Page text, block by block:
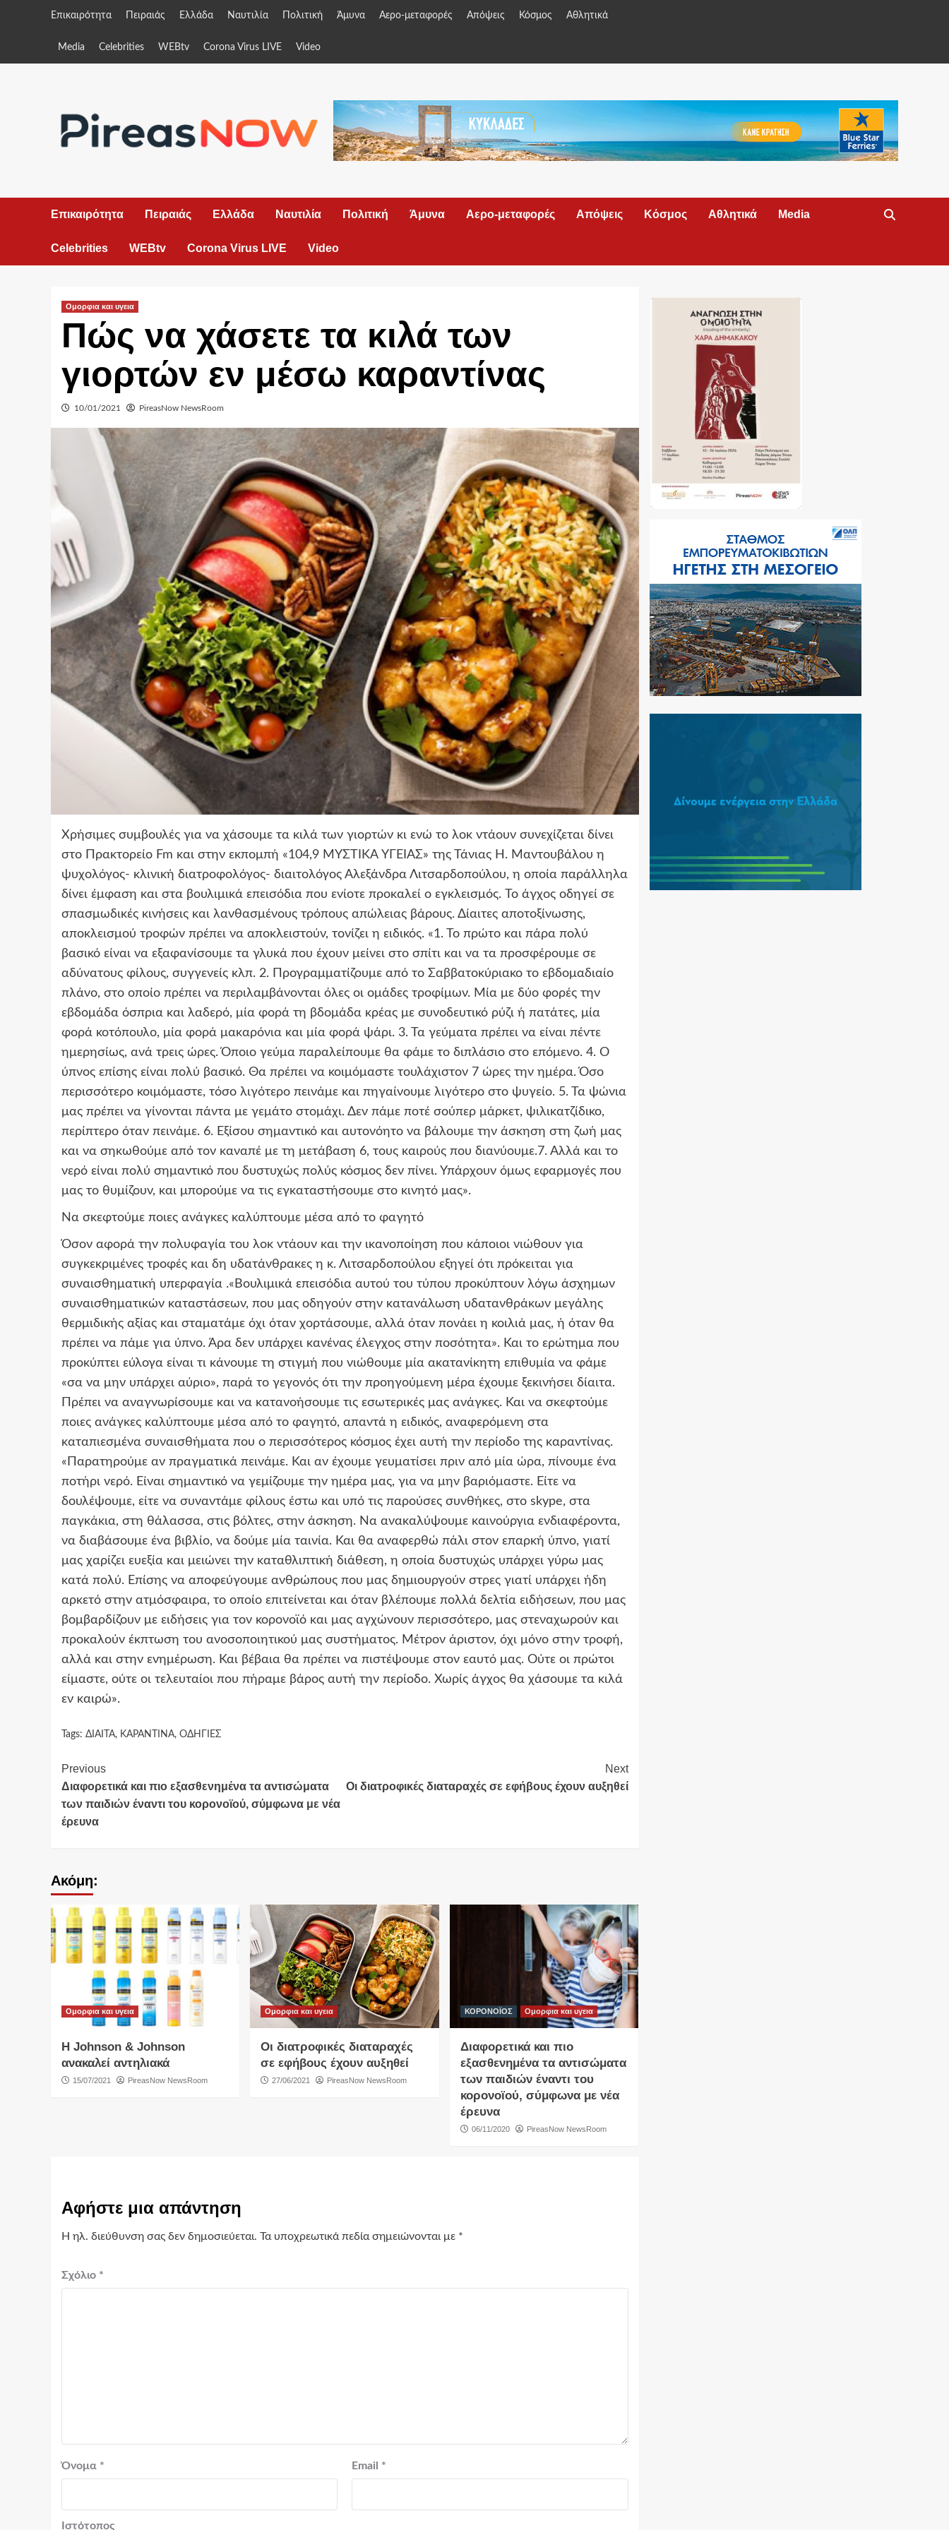
Επικαιρότητα Πειραιάς Ελλάδα Ναυτιλία Πολιτική Άμυνα Αερο-μεταφορές Απόψεις Κόσμος Αθλητικά
Media Celebrities WEBtv Corona Virus LIVE Video
Επικαιρότητα Πειραιάς Ελλάδα Ναυτιλία Πολιτική Άμυνα Αερο-μεταφορές Απόψεις Κόσμος Αθλητικά Media
Celebrities WEBtv Corona Virus LIVE Video
Ομορφια και υγεια
Πώς να χάσετε τα κιλά των
γιορτών εν μέσω καραντίνας
10/01/2021 PireasNow NewsRoom
Χρήσιμες συμβουλές για να χάσουμε τα κιλά των γιορτών κι ενώ το λοκ ντάουν συνεχίζεται δίνει
στο Πρακτορείο Fm και στην εκπομπή «104,9 ΜΥΣΤΙΚΑ ΥΓΕΙΑΣ» της Τάνιας Η. Μαντουβάλου η
ψυχολόγος- κλινική διατροφολόγος- διαιτολόγος Αλεξάνδρα Λιτσαρδοπούλου, η οποία παράλληλα
δίνει έμφαση και στα βουλιμικά επεισόδια που ενίοτε προκαλεί ο εγκλεισμός. To άγχος οδηγεί σε
σπασμωδικές κινήσεις και λανθασμένους τρόπους απώλειας βάρους. Δίαιτες αποτοξίνωσης,
αποκλεισμού τροφών πρέπει να αποκλειστούν, τονίζει η ειδικός. «1. Το πρώτο και πάρα πολύ
βασικό είναι να εξαφανίσουμε τα γλυκά που έχουν μείνει στο σπίτι και να τα προσφέρουμε σε
αδύνατους φίλους, συγγενείς κλπ. 2. Προγραμματίζουμε από το Σαββατοκύριακο το εβδομαδιαίο
πλάνο, στο οποίο πρέπει να περιλαμβάνονται όλες οι ομάδες τροφίμων. Μία με δύο φορές την
εβδομάδα όσπρια και λαδερό, μία φορά τη βδομάδα κρέας με συνοδευτικό ρύζι ή πατάτες, μία
φορά κοτόπουλο, μία φορά μακαρόνια και μία φορά ψάρι. 3. Τα γεύματα πρέπει να είναι πέντε
ημερησίως, ανά τρεις ώρες. Όποιο γεύμα παραλείπουμε θα φάμε το διπλάσιο στο επόμενο. 4. Ο
ύπνος επίσης είναι πολύ βασικό. Θα πρέπει να κοιμόμαστε τουλάχιστον 7 ώρες την ημέρα. Όσο
περισσότερο κοιμόμαστε, τόσο λιγότερο πεινάμε και πηγαίνουμε λιγότερο στο ψυγείο. 5. Τα ψώνια
μας πρέπει να γίνονται πάντα με γεμάτο στομάχι. Δεν πάμε ποτέ σούπερ μάρκετ, ψιλικατζίδικο,
περίπτερο όταν πεινάμε. 6. Εξίσου σημαντικό και αυτονόητο να βάλουμε την άσκηση στη ζωή μας
και να σηκωθούμε από τον καναπέ με τη μετάβαση 6, τους καιρούς που διανύουμε.7. Αλλά και το
νερό είναι πολύ σημαντικό που δυστυχώς πολύς κόσμος δεν πίνει. Υπάρχουν όμως εφαρμογές που
μας το θυμίζουν, και μπορούμε να τις εγκαταστήσουμε στο κινητό μας».
Να σκεφτούμε ποιες ανάγκες καλύπτουμε μέσα από το φαγητό
Όσον αφορά την πολυφαγία του λοκ ντάουν και την ικανοποίηση που κάποιοι νιώθουν για
συγκεκριμένες τροφές και δη υδατάνθρακες η κ. Λιτσαρδοπούλου εξηγεί ότι πρόκειται για
συναισθηματική υπερφαγία .«Βουλιμικά επεισόδια αυτού του τύπου προκύπτουν λόγω άσχημων
συναισθηματικών καταστάσεων, που μας οδηγούν στην κατανάλωση υδατανθράκων μεγάλης
θερμιδικής αξίας και σταματάμε όχι όταν χορτάσουμε, αλλά όταν πονάει η κοιλιά μας, ή όταν θα
πρέπει να πάμε για ύπνο. Άρα δεν υπάρχει κανένας έλεγχος στην ποσότητα». Και το ερώτημα που
προκύπτει εύλογα είναι τι κάνουμε τη στιγμή που νιώθουμε μία ακατανίκητη επιθυμία να φάμε
«σα να μην υπάρχει αύριο», παρά το γεγονός ότι την προηγούμενη μέρα έχουμε ξεκινήσει δίαιτα.
Πρέπει να αναγνωρίσουμε και να κατανοήσουμε τις εσωτερικές μας ανάγκες. Και να σκεφτούμε
ποιες ανάγκες καλύπτουμε μέσα από το φαγητό, απαντά η ειδικός, αναφερόμενη στα
καταπιεσμένα συναισθήματα που ο περισσότερος κόσμος έχει αυτή την περίοδο της καραντίνας.
«Παρατηρούμε αν πραγματικά πεινάμε. Και αν έχουμε γευματίσει πριν από μία ώρα, πίνουμε ένα
ποτήρι νερό. Είναι σημαντικό να γεμίζουμε την ημέρα μας, για να μην βαριόμαστε. Είτε να
δουλέψουμε, είτε να συναντάμε φίλους έστω και υπό τις παρούσες συνθήκες, στο skype, στα
παγκάκια, στη θάλασσα, στις βόλτες, στην άσκηση. Να ανακαλύψουμε καινούργια ενδιαφέροντα,
να διαβάσουμε ένα βιβλίο, να δούμε μία ταινία. Και θα αναφερθώ πάλι στον επαρκή ύπνο, γιατί
μας χαρίζει ευεξία και μειώνει την καταθλιπτική διάθεση, η οποία δυστυχώς υπάρχει γύρω μας
κατά πολύ. Επίσης να αποφεύγουμε ανθρώπους που μας δημιουργούν στρες γιατί υπάρχει ήδη
αρκετό στην ατμόσφαιρα, το οποίο επιτείνεται και όταν βλέπουμε πολλά δελτία ειδήσεων, που μας
βομβαρδίζουν με ειδήσεις για τον κορονοϊό και μας αγχώνουν περισσότερο, μας στεναχωρούν και
προκαλούν έκπτωση του ανοσοποιητικού μας συστήματος. Μέτρον άριστον, όχι μόνο στην τροφή,
αλλά και στην ενημέρωση. Και βέβαια θα πρέπει να πιστέψουμε στον εαυτό μας. Ούτε οι πρώτοι
είμαστε, ούτε οι τελευταίοι που πήραμε βάρος αυτή την περίοδο. Χωρίς άγχος θα χάσουμε τα κιλά
εν καιρώ».
Tags: ΔΙΑΙΤΑ, ΚΑΡΑΝΤΙΝΑ, ΟΔΗΓΙΕΣ
Continue
Reading
Previous
Διαφορετικά και πιο εξασθενημένα τα αντισώματα
των παιδιών έναντι του κορονοϊού, σύμφωνα με νέα
έρευνα
Next
Οι διατροφικές διαταραχές σε εφήβους έχουν αυξηθεί
Ακόμη:
Ομορφια και υγεια
Η Johnson & Johnson
ανακαλεί αντηλιακά
15/07/2021 PireasNow NewsRoom
Ομορφια και υγεια
Οι διατροφικές διαταραχές
σε εφήβους έχουν αυξηθεί
27/06/2021 PireasNow NewsRoom
ΚΟΡΟΝΟΪΟΣ Ομορφια και υγεια
Διαφορετικά και πιο
εξασθενημένα τα αντισώματα
των παιδιών έναντι του
κορονοϊού, σύμφωνα με νέα
έρευνα
06/11/2020 PireasNow NewsRoom
Αφήστε μια απάντηση
Η ηλ. διεύθυνση σας δεν δημοσιεύεται. Τα υποχρεωτικά πεδία σημειώνονται με *
Σχόλιο *
Όνομα * Email *
Ιστότοπος